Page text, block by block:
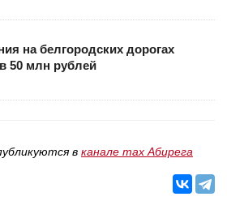
на белгородских дорогах
50 млн рублей
в канале max Абирега